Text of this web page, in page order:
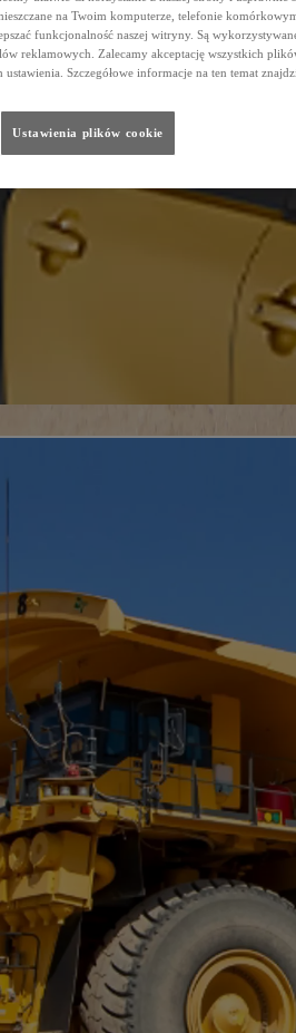
na Twoim komputerze, telefonie
funkcjonalność naszej witryny. Są
reklamowych. Zalecamy akceptację wszystkich
ustawienia. Szczegółowe informacje na ten temat
Ustawienia plików cookie